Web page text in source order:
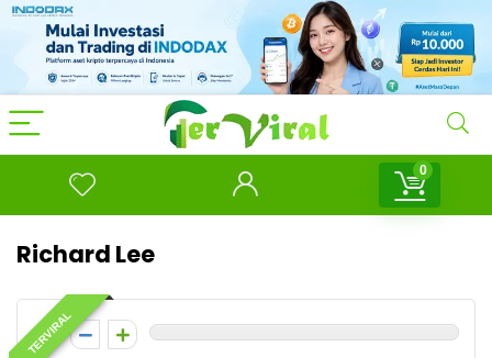
0
Richard Lee
TERVIRAL
0